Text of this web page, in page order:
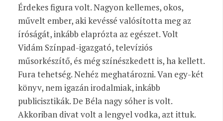
Érdekes figura volt. Nagyon kellemes, okos,
művelt ember, aki kevéssé valósította meg az
íróságát, inkább elaprózta az egészet. Volt
Vidám Színpad-igazgató, televíziós
műsorkészítő, és még színészkedett is, ha kellett.
Fura tehetség. Nehéz meghatározni. Van egy-két
könyv, nem igazán irodalmiak, inkább
publicisztikák. De Béla nagy sóher is volt.
Akkoriban divat volt a lengyel vodka, azt ittuk.